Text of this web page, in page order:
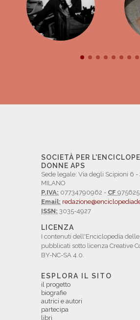
SOCIETÀ PER
DONNE APS
Sede legale: Via degli Scipioni 6 -
MILANO
P.IVA: 07734790962 - CF
Email:
ISSN: 3035-4927
LICENZA
I contenuti dell'Enciclopedia
pubblicati sotto licenza Creative
BY-NC-SA 4.0.
ESPLORA IL SITO
il progetto
biografie
autrici e autori
partecipa
libri